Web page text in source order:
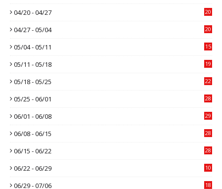
04/20 - 04/27 20
04/27 - 05/04 20
05/04 - 05/11 15
05/11 - 05/18 19
05/18 - 05/25 22
05/25 - 06/01 28
06/01 - 06/08 29
06/08 - 06/15 28
06/15 - 06/22 28
06/22 - 06/29 10
06/29 - 07/06 18